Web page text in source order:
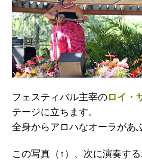
フェスティバル主宰のロイ・
テージに立ちます。
全身からアロハなオーラがあ
この写真（↑）、次に演奏す